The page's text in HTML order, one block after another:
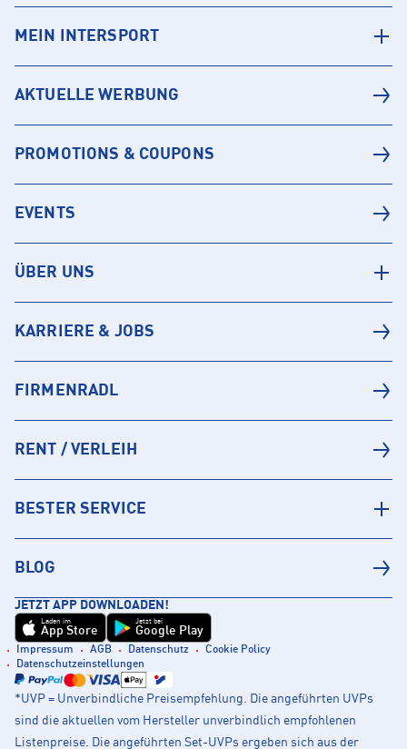
MEIN INTERSPORT
AKTUELLE WERBUNG
PROMOTIONS & COUPONS
EVENTS
ÜBER UNS
KARRIERE & JOBS
FIRMENRADL
RENT / VERLEIH
BESTER SERVICE
BLOG
JETZT APP DOWNLOADEN!
Laden im
App Store
Jetzt bei
Google Play
Impressum AGB Datenschutz
Cookie Policy
Datenschutzeinstellungen
*UVP = Unverbindliche Preisempfehlung. Die angeführten UVPs
sind die aktuellen vom Hersteller unverbindlich empfohlenen
Listenpreise. Die angeführten Set-UVPs ergeben sich aus der